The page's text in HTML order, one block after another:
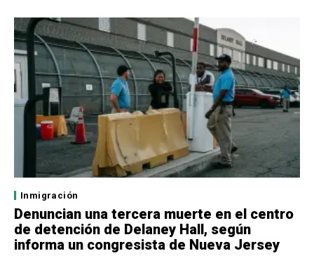
Inmigración
Denuncian una tercera muerte en el centro
de detención de Delaney Hall, según
informa un congresista de Nueva Jersey